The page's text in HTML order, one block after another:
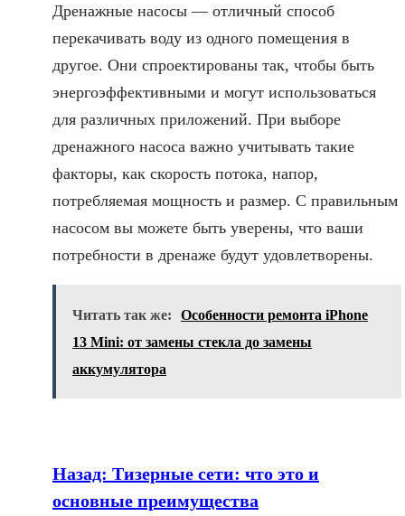
Дренажные насосы — отличный способ
перекачивать воду из одного помещения в
другое. Они спроектированы так, чтобы быть
энергоэффективными и могут использоваться
для различных приложений. При выборе
дренажного насоса важно учитывать такие
факторы, как скорость потока, напор,
потребляемая мощность и размер. С правильным
насосом вы можете быть уверены, что ваши
потребности в дренаже будут удовлетворены.
Читать так же:
Особенности ремонта iPhone
13 Mini: от замены стекла до замены
аккумулятора
Назад: Тизерные сети: что это и
основные преимущества